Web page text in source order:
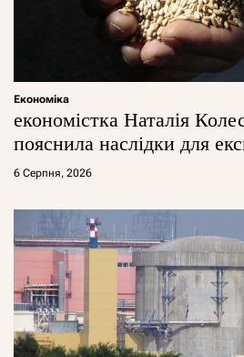
Економіка
економістка Наталія
пояснила наслідки для
6 Серпня, 2026